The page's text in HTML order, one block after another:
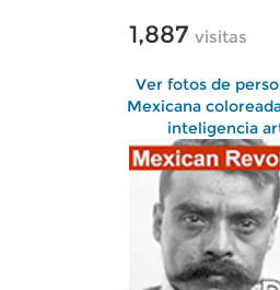
1,887 visitas
Ver fotos de
Mexicana
inteligencia